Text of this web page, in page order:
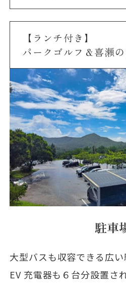
【ランチ付き】
パークゴルフ＆喜瀬
駐車
大型バスも収容できる広い
EV 充電器も６台分設置さ